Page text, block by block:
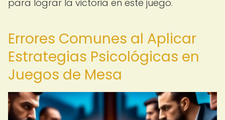
para lograr la victoria en este juego.
Errores Comunes al Aplicar
Estrategias Psicológicas en
Juegos de Mesa